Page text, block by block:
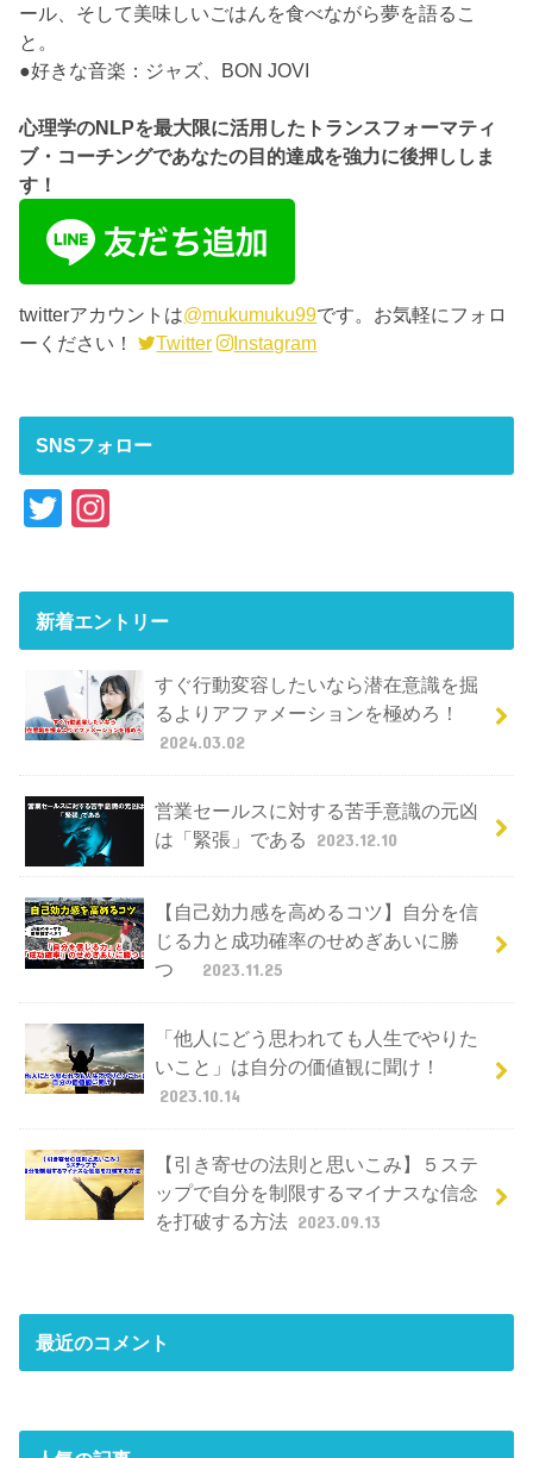
ール、そして美味しいごはんを食べながら夢を語るこ
と。
●好きな音楽：ジャズ、BON JOVI
心理学のNLPを最大限に活用したトランスフォーマティ
ブ・コーチングであなたの目的達成を強力に後押ししま
す！
twitterアカウントは@mukumuku99です。お気軽にフォロ
ーください！
Twitter Instagram
SNSフォロー
T
tt
er
a
gr
a
m
新着エントリー
すぐ行動変容したいなら潜在意識を掘
るよりアファメーションを極めろ！
2024.03.02
営業セールスに対する苦手意識の元凶
は「緊張」である
2023.12.10
【自己効力感を高めるコツ】自分を信
じる力と成功確率のせめぎあいに勝
つ
2023.11.25
「他人にどう思われても人生でやりた
いこと」は自分の価値観に聞け！
2023.10.14
【引き寄せの法則と思いこみ】５ステ
ップで自分を制限するマイナスな信念
を打破する方法 2023.09.13
最近のコメント